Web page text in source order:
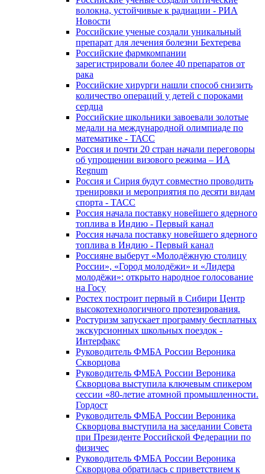
волокна, устойчивые к радиации - РИА
Новости
Российские ученые создали уникальный
препарат для лечения болезни Бехтерева
Российские фармкомпании
зарегистрировали более 40 препаратов от
рака
Российские хирурги нашли способ снизить
количество операций у детей с пороками
сердца
Российские школьники завоевали золотые
медали на международной олимпиаде по
математике - ТАСС
Россия и почти 20 стран начали переговоры
об упрощении визового режима – ИА
Regnum
Россия и Сирия будут совместно проводить
тренировки и мероприятия по десяти видам
спорта - ТАСС
Россия начала поставку новейшего ядерного
топлива в Индию - Первый канал
Россия начала поставку новейшего ядерного
топлива в Индию - Первый канал
Россияне выберут «Молодёжную столицу
России», «Город молодёжи» и «Лидера
молодёжи»: открыто народное голосование
на Госу
Ростех построит первый в Сибири Центр
высокотехнологичного протезирования.
Ростуризм запускает программу бесплатных
экскурсионных школьных поездок -
Интерфакс
Руководитель ФМБА России Вероника
Скворцова
Руководитель ФМБА России Вероника
Скворцова выступила ключевым спикером
сессии «80-летие атомной промышленности.
Гордост
Руководитель ФМБА России Вероника
Скворцова выступила на заседании Совета
при Президенте Российской Федерации по
физичес
Руководитель ФМБА России Вероника
Скворцова обратилась с приветствием к